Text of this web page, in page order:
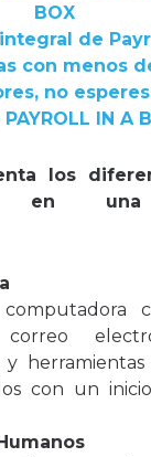
BOX
de
con menos
no
IN A
los
en
y
con un